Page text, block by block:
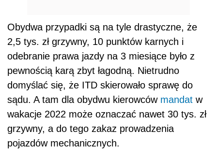
Obydwa przypadki są na tyle drastyczne, że
2,5 tys. zł grzywny, 10 punktów karnych i
odebranie prawa jazdy na 3 miesiące było z
pewnością karą zbyt łagodną. Nietrudno
domyślać się, że ITD skierowało sprawę do
sądu. A tam dla obydwu kierowców mandat w
wakacje 2022 może oznaczać nawet 30 tys. zł
grzywny, a do tego zakaz prowadzenia
pojazdów mechanicznych.